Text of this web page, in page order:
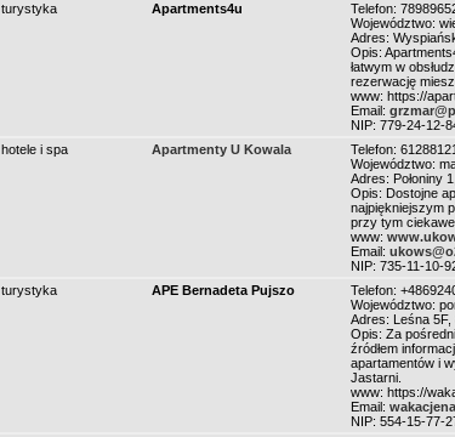
turystyka
Apartments4u
Telefon:
Województwo:
Adres:
Opis:
łatwym w
rezerwację
www: https://
Email:
NIP: 779-24-12-
hotele i spa
Apartmenty U Kowala
Telefon:
Województwo:
Adres: Połoniny
Opis: Dostojne
najpiękniejszym
przy tym
www:
Email:
NIP: 735-11-10-
turystyka
APE Bernadeta Pujszo
Telefon:
Województwo:
Adres: Leśna 5F,
Opis: Za
źródłem
apartamentów i
Jastarni.
www: https://
Email:
NIP: 554-15-77-